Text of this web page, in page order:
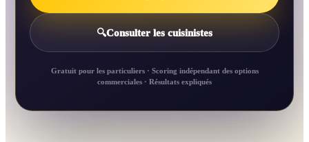
🔍Consulter les cuisinistes
Gratuit pour les particuliers · Scoring indépendant des options
commerciales · Résultats expliqués